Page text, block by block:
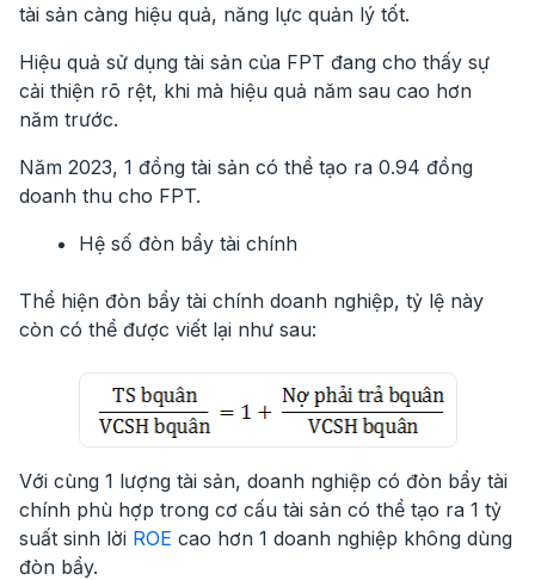
tài sản càng hiệu quả, năng lực quản lý tốt.
Hiệu quả sử dụng tài sản của FPT đang cho thấy sự
cải thiện rõ rệt, khi mà hiệu quả năm sau cao hơn
năm trước.
Năm 2023, 1 đồng tài sản có thể tạo ra 0.94 đồng
doanh thu cho FPT.
Hệ số đòn bẩy tài chính
Thể hiện đòn bẩy tài chính doanh nghiệp, tỷ lệ này
còn có thể được viết lại như sau:
Với cùng 1 lượng tài sản, doanh nghiệp có đòn bẩy tài
chính phù hợp trong cơ cấu tài sản có thể tạo ra 1 tỷ
suất sinh lời ROE cao hơn 1 doanh nghiệp không dùng
đòn bẩy.